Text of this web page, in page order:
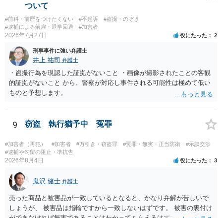
ついて
#前科・前歴をつけたくない #不起訴
#盗撮・のぞき
#逮捕による解雇・退学回避
#加害者
2026年7月27日 役にたった 2
刑事事件に強い弁護士
井上 祐司 弁護士
・盗撮行為を現認した証拠がないこと ・画像が撮影されたことの客観
的証拠がないこと から、警察が対応し事件される可能性は極めて低い
ものと予想します。
9 窃盗 執行猶予中 冤罪
#加害者（再犯） #加害者 #万引き・窃盗罪 #冤罪・無実・正当防衛
#示談交渉
#逮捕や勾留の阻止・準抗告
2026年8月4日 役にたった 3
鬼沢 健士 弁護士
売った商品と被害品が一致しているとなると、かなり弁解が苦しいで
しょうが、 被害品は指輪ですから一致しないはずです。 被害の裏付け